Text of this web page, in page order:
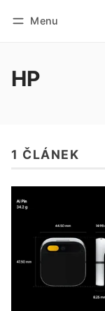
Menu
HP
1 ČLÁNEK